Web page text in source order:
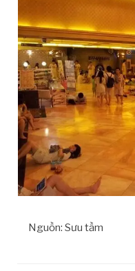
Nguồn: Sưu tầm